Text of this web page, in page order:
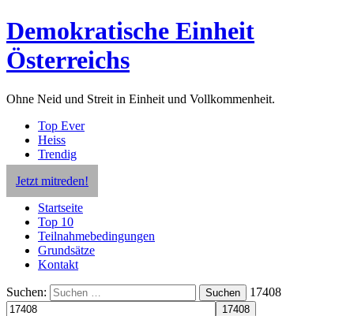
Demokratische Einheit
Österreichs
Ohne Neid und Streit in Einheit und Vollkommenheit.
Top Ever
Heiss
Trendig
Jetzt mitreden!
Startseite
Top 10
Teilnahmebedingungen
Grundsätze
Kontakt
Suchen: Suchen 17408